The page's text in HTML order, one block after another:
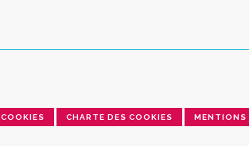
COOKIES CHARTE DES COOKIES MENTIONS